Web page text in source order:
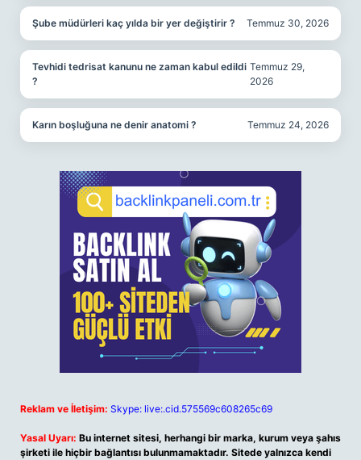
Şube müdürleri kaç yılda bir yer değiştirir ? Temmuz 30, 2026
Tevhidi tedrisat kanunu ne zaman kabul edildi
?
Temmuz 29,
2026
Karın boşluğuna ne denir anatomi ? Temmuz 24, 2026
Reklam ve İletişim: Skype: live:.cid.575569c608265c69
Yasal Uyarı: Bu internet sitesi, herhangi bir marka, kurum veya şahıs
şirketi ile hiçbir bağlantısı bulunmamaktadır. Sitede yalnızca kendi